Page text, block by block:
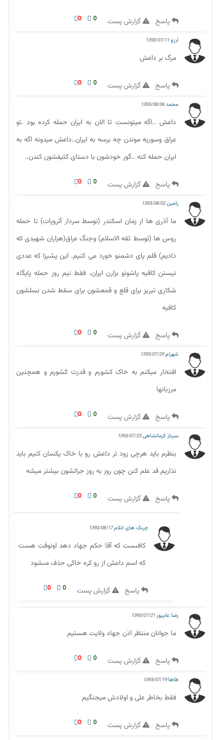
پاسخ گزارش پست 0
0
ارزو 1393/07/11
مرگ بر داعش
پاسخ گزارش پست 0
0
محمد 1393/08/06
داعش ..اگه میتونست تا الان به ایران حمله کرده بود .تو
عراق وسوریه موندن چه برسه به ایران..داعش میدونه اگه به
ایران حمله کنه ..گور خودشون با دستای کثیفشون کندن..
پاسخ گزارش پست 0
0
رامین 1393/08/02
ما آذری ها از زمان اسکندر (توسط سردار آتروپات) تا حمله
روس ها (توسط ثقه الاسلام) وجنگ عراق(هزاران شهیدی که
دادیم) قلم پای دشمنو خورد می کنیم. این پشیزا که عددی
نیستن کافیه پاشونو بزارن ایران، فقط نیم روز حمله پایگاه
شکاری تبریز برای قلع و قمعشون برای سقط شدن نسلشون
کافیه
پاسخ گزارش پست 0
0
شهرام 1393/07/29
افتخار میکنم به خاک کشورم و قدرت کشورم و همچنین
مرزبانها
پاسخ گزارش پست 0
0
سرباز کرمانشاهی 1393/07/23
بنظرم باید هرچی زود تر داعش رو با خاک یکسان کنیم باید
نذاریم قد علم کنن چون روز به روز جراتشون بیشتر میشه
پاسخ گزارش پست 0
0
چرىک هاى اىلام 1393/08/17
کافىست که آقا حکم جهاد دهد اونوقت هست
که اسم داعش از رو کره خاکى حذف مىشود
پاسخ گزارش پست 0
0
رضا عایپور 1393/07/21
ما جوانان منتظر اذن جهاد ولایت هستیم
پاسخ گزارش پست 0
0
طاها 1393/07/19
فقط بخاطر علی و اولادش میجنگیم
پاسخ گزارش پست 0
0